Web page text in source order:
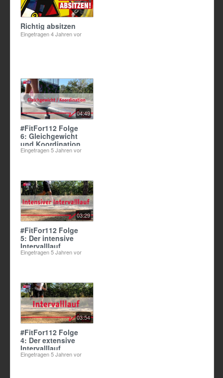
Richtig absitzen
Eingetragen4 Jahren vor
04:49
#FitFor112 Folge
6: Gleichgewicht
und Koordination
Eingetragen5 Jahren vor
03:29
#FitFor112 Folge
5: Der intensive
Intervalllauf
Eingetragen5 Jahren vor
03:54
#FitFor112 Folge
4: Der extensive
Intervalllauf
Eingetragen5 Jahren vor